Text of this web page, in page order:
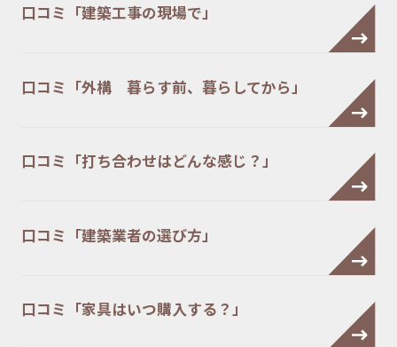
口コミ「建築工事の現場で」
口コミ「外構 暮らす前、暮らしてから」
口コミ「打ち合わせはどんな感じ？」
口コミ「建築業者の選び方」
口コミ「家具はいつ購入する？」